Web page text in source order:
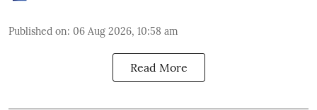
Published on: 06 Aug 2026, 10:58 am
Read More